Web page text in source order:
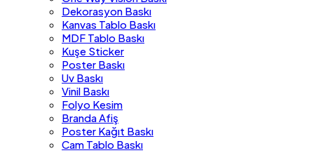
Dekorasyon Baskı
Kanvas Tablo Baskı
MDF Tablo Baskı
Kuşe Sticker
Poster Baskı
Uv Baskı
Vinil Baskı
Folyo Kesim
Branda Afiş
Poster Kağıt Baskı
Cam Tablo Baskı